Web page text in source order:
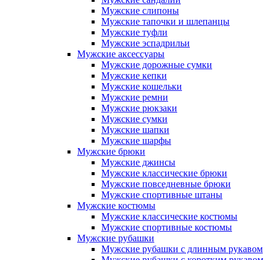
Мужские слипоны
Мужские тапочки и шлепанцы
Мужские туфли
Мужские эспадрильи
Мужские аксессуары
Мужские дорожные сумки
Мужские кепки
Мужские кошельки
Мужские ремни
Мужские рюкзаки
Мужские сумки
Мужские шапки
Мужские шарфы
Мужские брюки
Мужские джинсы
Мужские классические брюки
Мужские повседневные брюки
Мужские спортивные штаны
Мужские костюмы
Мужские классические костюмы
Мужские спортивные костюмы
Мужские рубашки
Мужские рубашки с длинным рукавом